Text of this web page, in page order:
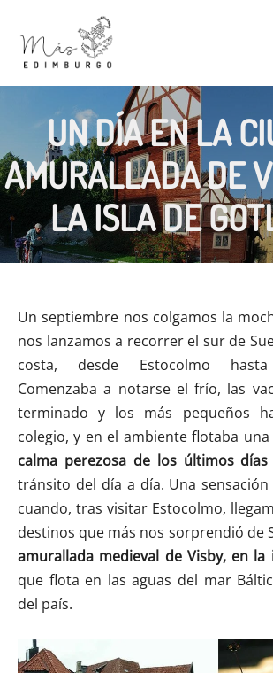
content
UN DÍA EN LA
AMURALLADA DE
LA ISLA DE
Un septiembre nos colgamos la
nos lanzamos a recorrer el sur de
costa, desde Estocolmo hasta
Comenzaba a notarse el frío, las
terminado y los más pequeños
colegio, y en el ambiente flotaba
calma perezosa de los últimos
tránsito del día a día. Una
cuando, tras visitar Estocolmo,
destinos que más nos sorprendió de
amurallada medieval de Visby, en la
que flota en las aguas del mar
del país.